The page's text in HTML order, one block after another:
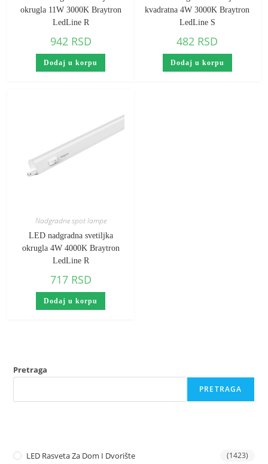
okrugla 11W 3000K Braytron
LedLine R
942 RSD
Dodaj u korpu
kvadratna 4W 3000K Braytron
LedLine S
482 RSD
Dodaj u korpu
Nadgradne spot lampe
LED nadgradna svetiljka
okrugla 4W 4000K Braytron
LedLine R
717 RSD
Dodaj u korpu
Pretraga
PRETRAGA
LED Rasveta Za Dom I Dvorište (1423)